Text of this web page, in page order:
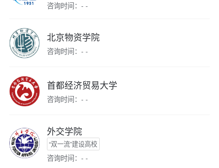
咨询时间：- -
北京物资学院
咨询时间：- -
首都经济贸易大学
咨询时间：- -
外交学院
“双一流”建设高校
咨询时间：- -